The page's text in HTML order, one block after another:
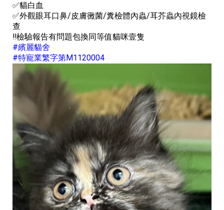
✅貓白血
✅外觀眼耳口鼻/皮膚黴菌/糞檢體內蟲/耳芥蟲內視鏡檢
查
‼️檢驗報告有問題包換同等值貓咪壹隻
#繽麗貓舍
#特寵業繁字第M1120004